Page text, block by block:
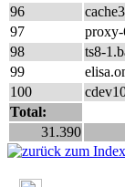
96
97
proxy-
98
ts8-
99
100
Total:
31.390